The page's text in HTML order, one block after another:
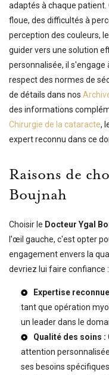
adaptés à chaque
floue, des difficultés à
perception des couleurs,
guider vers une solution
personnalisée, il
respect des normes de
de détails dans nos
des informations
Chirurgie de la cataracte,
expert reconnu dans ce
Raisons de
Boujnah
Choisir le Docteur Ygal
l'œil gauche, c'est opter
engagement envers la
devriez lui faire confiance :
Expertise
tant que opération
un leader dans le
Qualité des soins :
attention
ses besoins spécifiques.